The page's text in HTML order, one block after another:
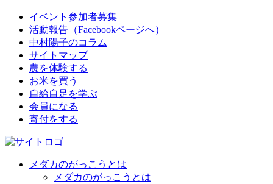
イベント参加者募集
活動報告（Facebookページへ）
中村陽子のコラム
サイトマップ
農を体験する
お米を買う
自給自足を学ぶ
会員になる
寄付をする
メダカのがっこうとは
メダカのがっこうとは